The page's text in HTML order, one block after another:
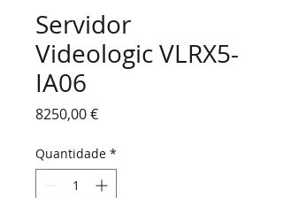
Servidor
Videologic VLRX5-
IA06
8250,00 €Preço
Quantidade *